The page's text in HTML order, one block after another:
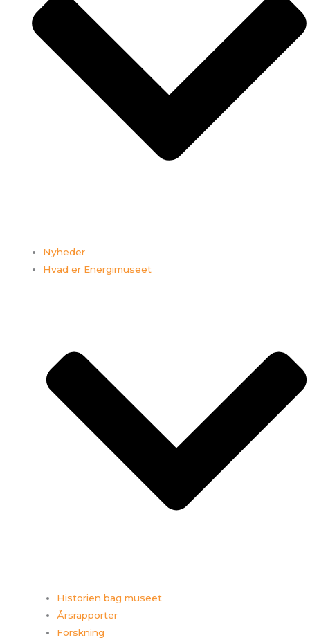
Nyheder
Hvad er Energimuseet
Historien bag museet
Årsrapporter
Forskning